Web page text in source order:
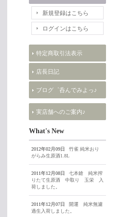
新規登録はこちら
ログインはこちら
特定商取引法表示
店長日記
ブログ゜呑んでみよっ♪
実店舗へのご案内♪
What's New
2012年02月09日
竹雀 純米おり
がらみ生原酒1.8L
2011年12月08日
七本鎗 純米搾
りたて生原酒 中取り 玉栄 入
荷しました。
2011年12月07日
開運 純米無濾
過生入荷しました。